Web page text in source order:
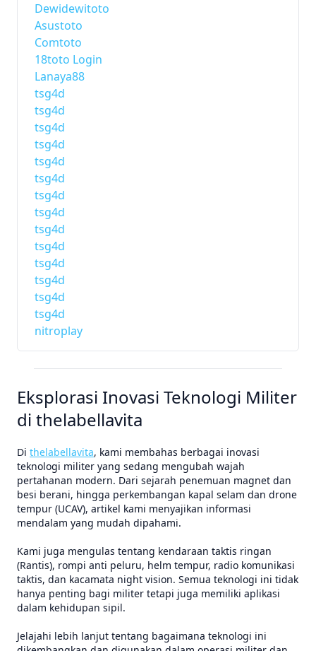
Dewidewitoto
Asustoto
Comtoto
18toto Login
Lanaya88
tsg4d
tsg4d
tsg4d
tsg4d
tsg4d
tsg4d
tsg4d
tsg4d
tsg4d
tsg4d
tsg4d
tsg4d
tsg4d
tsg4d
nitroplay
Eksplorasi Inovasi Teknologi Militer
di thelabellavita
Di thelabellavita, kami membahas berbagai inovasi
teknologi militer yang sedang mengubah wajah
pertahanan modern. Dari sejarah penemuan magnet dan
besi berani, hingga perkembangan kapal selam dan drone
tempur (UCAV), artikel kami menyajikan informasi
mendalam yang mudah dipahami.
Kami juga mengulas tentang kendaraan taktis ringan
(Rantis), rompi anti peluru, helm tempur, radio komunikasi
taktis, dan kacamata night vision. Semua teknologi ini tidak
hanya penting bagi militer tetapi juga memiliki aplikasi
dalam kehidupan sipil.
Jelajahi lebih lanjut tentang bagaimana teknologi ini